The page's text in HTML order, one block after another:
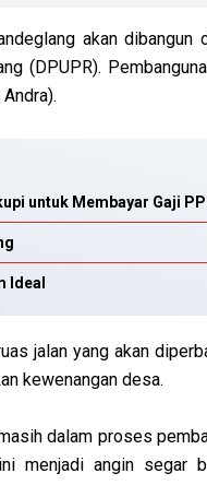
akan dibangun
(DPUPR).
untuk Membayar Gaji
Ideal
jalan yang akan
kewenangan desa.
dalam proses
menjadi angin segar